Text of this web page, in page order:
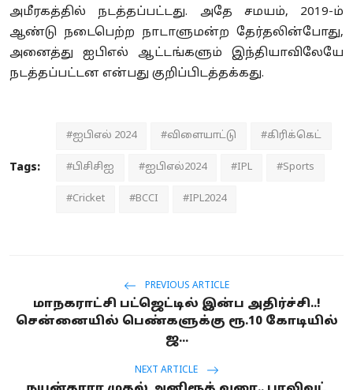
அமீரகத்தில் நடத்தப்பட்டது. அதே சமயம், 2019-ம்
ஆண்டு நடைபெற்ற நாடாளுமன்ற தேர்தலின்போது,
அனைத்து ஐபிஎல் ஆட்டங்களும் இந்தியாவிலேயே
நடத்தப்பட்டன என்பது குறிப்பிடத்தக்கது.
Tags:
#ஐபிஎல் 2024 #விளையாட்டு #கிரிக்கெட்
#பிசிசிஐ #ஐபிஎல்2024 #IPL #Sports
#Cricket #BCCI #IPL2024
PREVIOUS ARTICLE
மாநகராட்சி பட்ஜெட்டில் இன்ப அதிர்ச்சி..!
சென்னையில் பெண்களுக்கு ரூ.10 கோடியில்
ஜ...
NEXT ARTICLE